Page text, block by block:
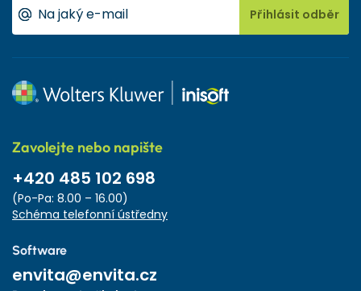
Přihlásit odběr
Zavolejte nebo napište
+420 485 102 698
(Po-Pa: 8.00 – 16.00)
Schéma telefonní ústředny
Software
envita@envita.cz